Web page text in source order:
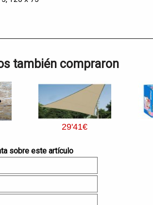
también compraron
29'41€
sobre este artículo